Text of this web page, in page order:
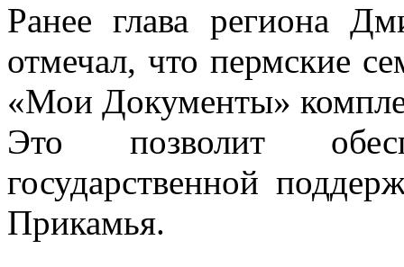
Ранее глава региона
отмечал, что пермские
«Мои Документы»
Это позволит
государственной
Прикамья.